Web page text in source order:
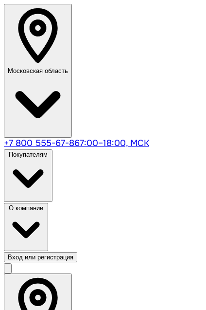
Московская область
+7 800 555-67-867:00–18:00, МСК
Вход или регистрация